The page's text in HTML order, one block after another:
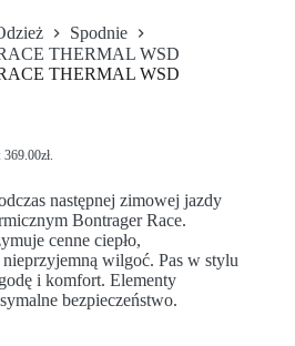
Spodnie
THERMAL WSD
THERMAL WSD
369.00zł.
następnej zimowej jazdy
Bontrager Race.
cenne ciepło,
wilgoć. Pas w stylu
i komfort. Elementy
bezpieczeństwo.